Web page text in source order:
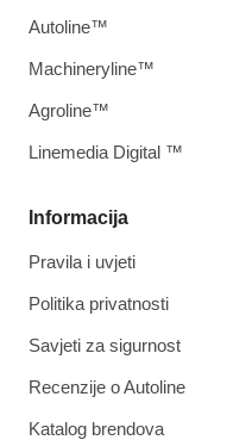
Informacija
Pravila i uvjeti
Politika privatnosti
Savjeti za sigurnost
Recenzije o Autoline
Katalog brendova
Autoline™
Machineryline™
Agroline™
Linemedia Digital ™